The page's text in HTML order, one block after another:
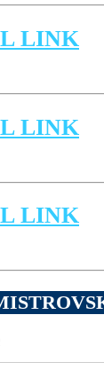
LINK
LINK
LINK